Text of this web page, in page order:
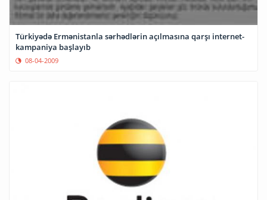
Türkiyədə Ermənistanla sərhədlərin açılmasına qarşı internet-
kampaniya başlayıb
08-04-2009